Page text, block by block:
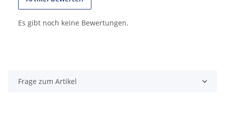
Es gibt noch keine Bewertungen.
Frage zum Artikel